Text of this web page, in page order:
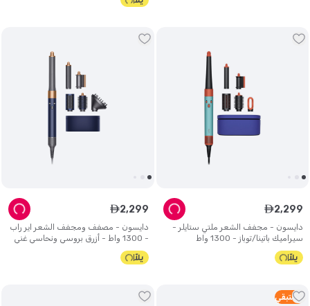
دايسون - مجفف الشعر ملتي ستايلر -
سيراميك باتينا/توباز - 1300 واط
ê2,299
دايسون - مصفف ومجفف الشعر اير راب
- 1300 واط - أزرق بروسي ونحاسي غني
ê2,299
4 متبقي